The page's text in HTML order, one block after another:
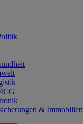
& Immobilien